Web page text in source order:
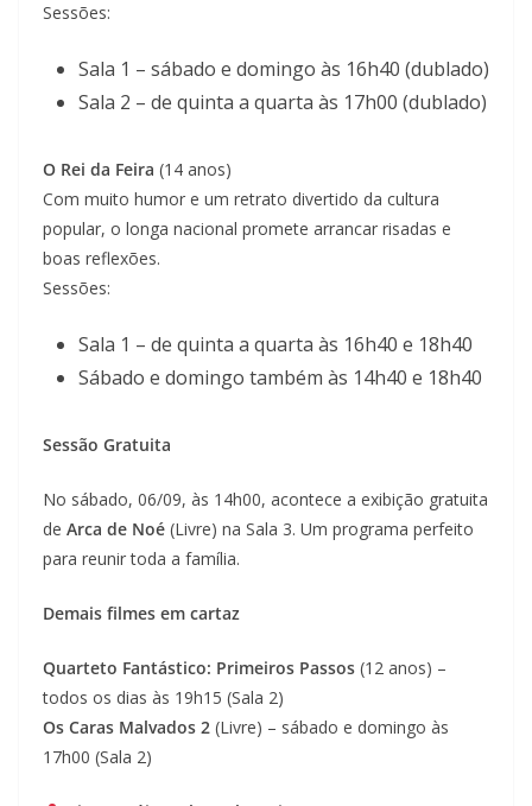
Sessões:
Sala 1 – sábado e domingo às 16h40 (dublado)
Sala 2 – de quinta a quarta às 17h00 (dublado)
O Rei da Feira (14 anos)
Com muito humor e um retrato divertido da cultura
popular, o longa nacional promete arrancar risadas e
boas reflexões.
Sessões:
Sala 1 – de quinta a quarta às 16h40 e 18h40
Sábado e domingo também às 14h40 e 18h40
Sessão Gratuita
No sábado, 06/09, às 14h00, acontece a exibição gratuita
de Arca de Noé (Livre) na Sala 3. Um programa perfeito
para reunir toda a família.
Demais filmes em cartaz
Quarteto Fantástico: Primeiros Passos (12 anos) –
todos os dias às 19h15 (Sala 2)
Os Caras Malvados 2 (Livre) – sábado e domingo às
17h00 (Sala 2)